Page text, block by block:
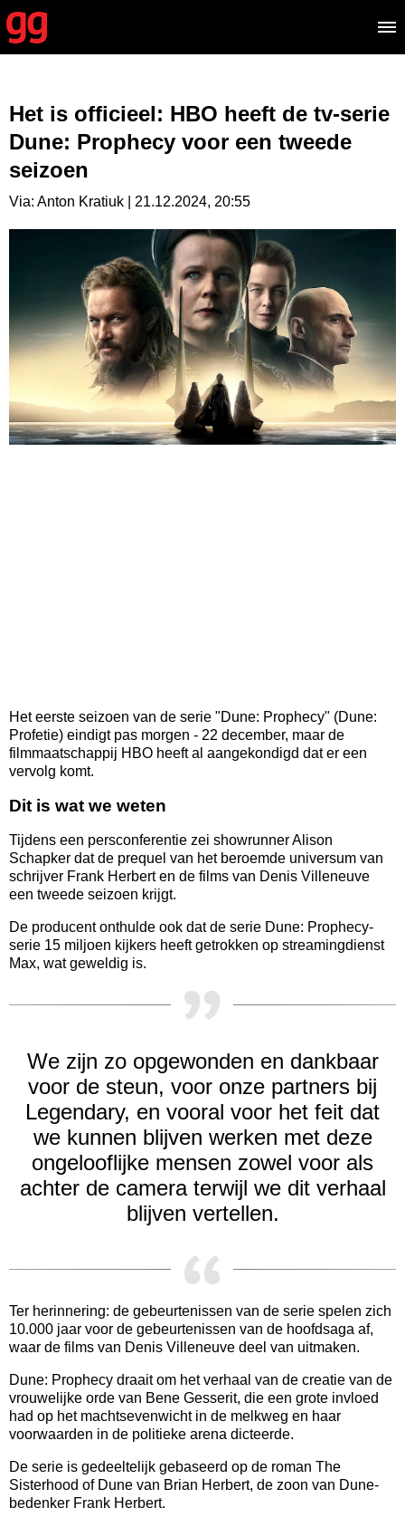
Het is officieel: HBO heeft de tv-serie
Dune: Prophecy voor een tweede
seizoen
Via: Anton Kratiuk | 21.12.2024, 20:55
Het eerste seizoen van de serie "Dune: Prophecy" (Dune:
Profetie) eindigt pas morgen - 22 december, maar de
filmmaatschappij HBO heeft al aangekondigd dat er een
vervolg komt.
Dit is wat we weten
Tijdens een persconferentie zei showrunner Alison
Schapker dat de prequel van het beroemde universum van
schrijver Frank Herbert en de films van Denis Villeneuve
een tweede seizoen krijgt.
De producent onthulde ook dat de serie Dune: Prophecy-
serie 15 miljoen kijkers heeft getrokken op streamingdienst
Max, wat geweldig is.
We zijn zo opgewonden en dankbaar
voor de steun, voor onze partners bij
Legendary, en vooral voor het feit dat
we kunnen blijven werken met deze
ongelooflijke mensen zowel voor als
achter de camera terwijl we dit verhaal
blijven vertellen.
Ter herinnering: de gebeurtenissen van de serie spelen zich
10.000 jaar voor de gebeurtenissen van de hoofdsaga af,
waar de films van Denis Villeneuve deel van uitmaken.
Dune: Prophecy draait om het verhaal van de creatie van de
vrouwelijke orde van Bene Gesserit, die een grote invloed
had op het machtsevenwicht in de melkweg en haar
voorwaarden in de politieke arena dicteerde.
De serie is gedeeltelijk gebaseerd op de roman The
Sisterhood of Dune van Brian Herbert, de zoon van Dune-
bedenker Frank Herbert.